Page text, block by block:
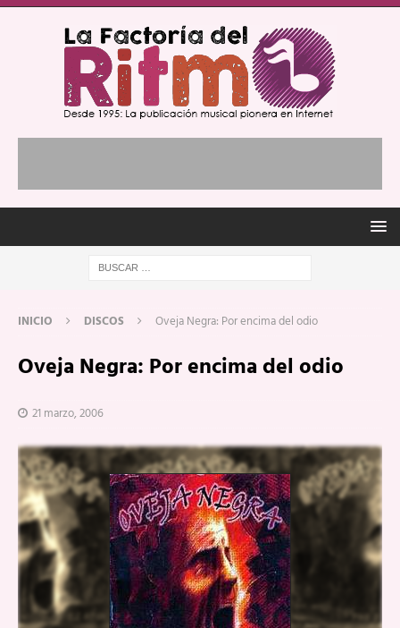
INICIO DISCOS Oveja Negra: Por encima del odio
Oveja Negra: Por encima del odio
21 marzo, 2006